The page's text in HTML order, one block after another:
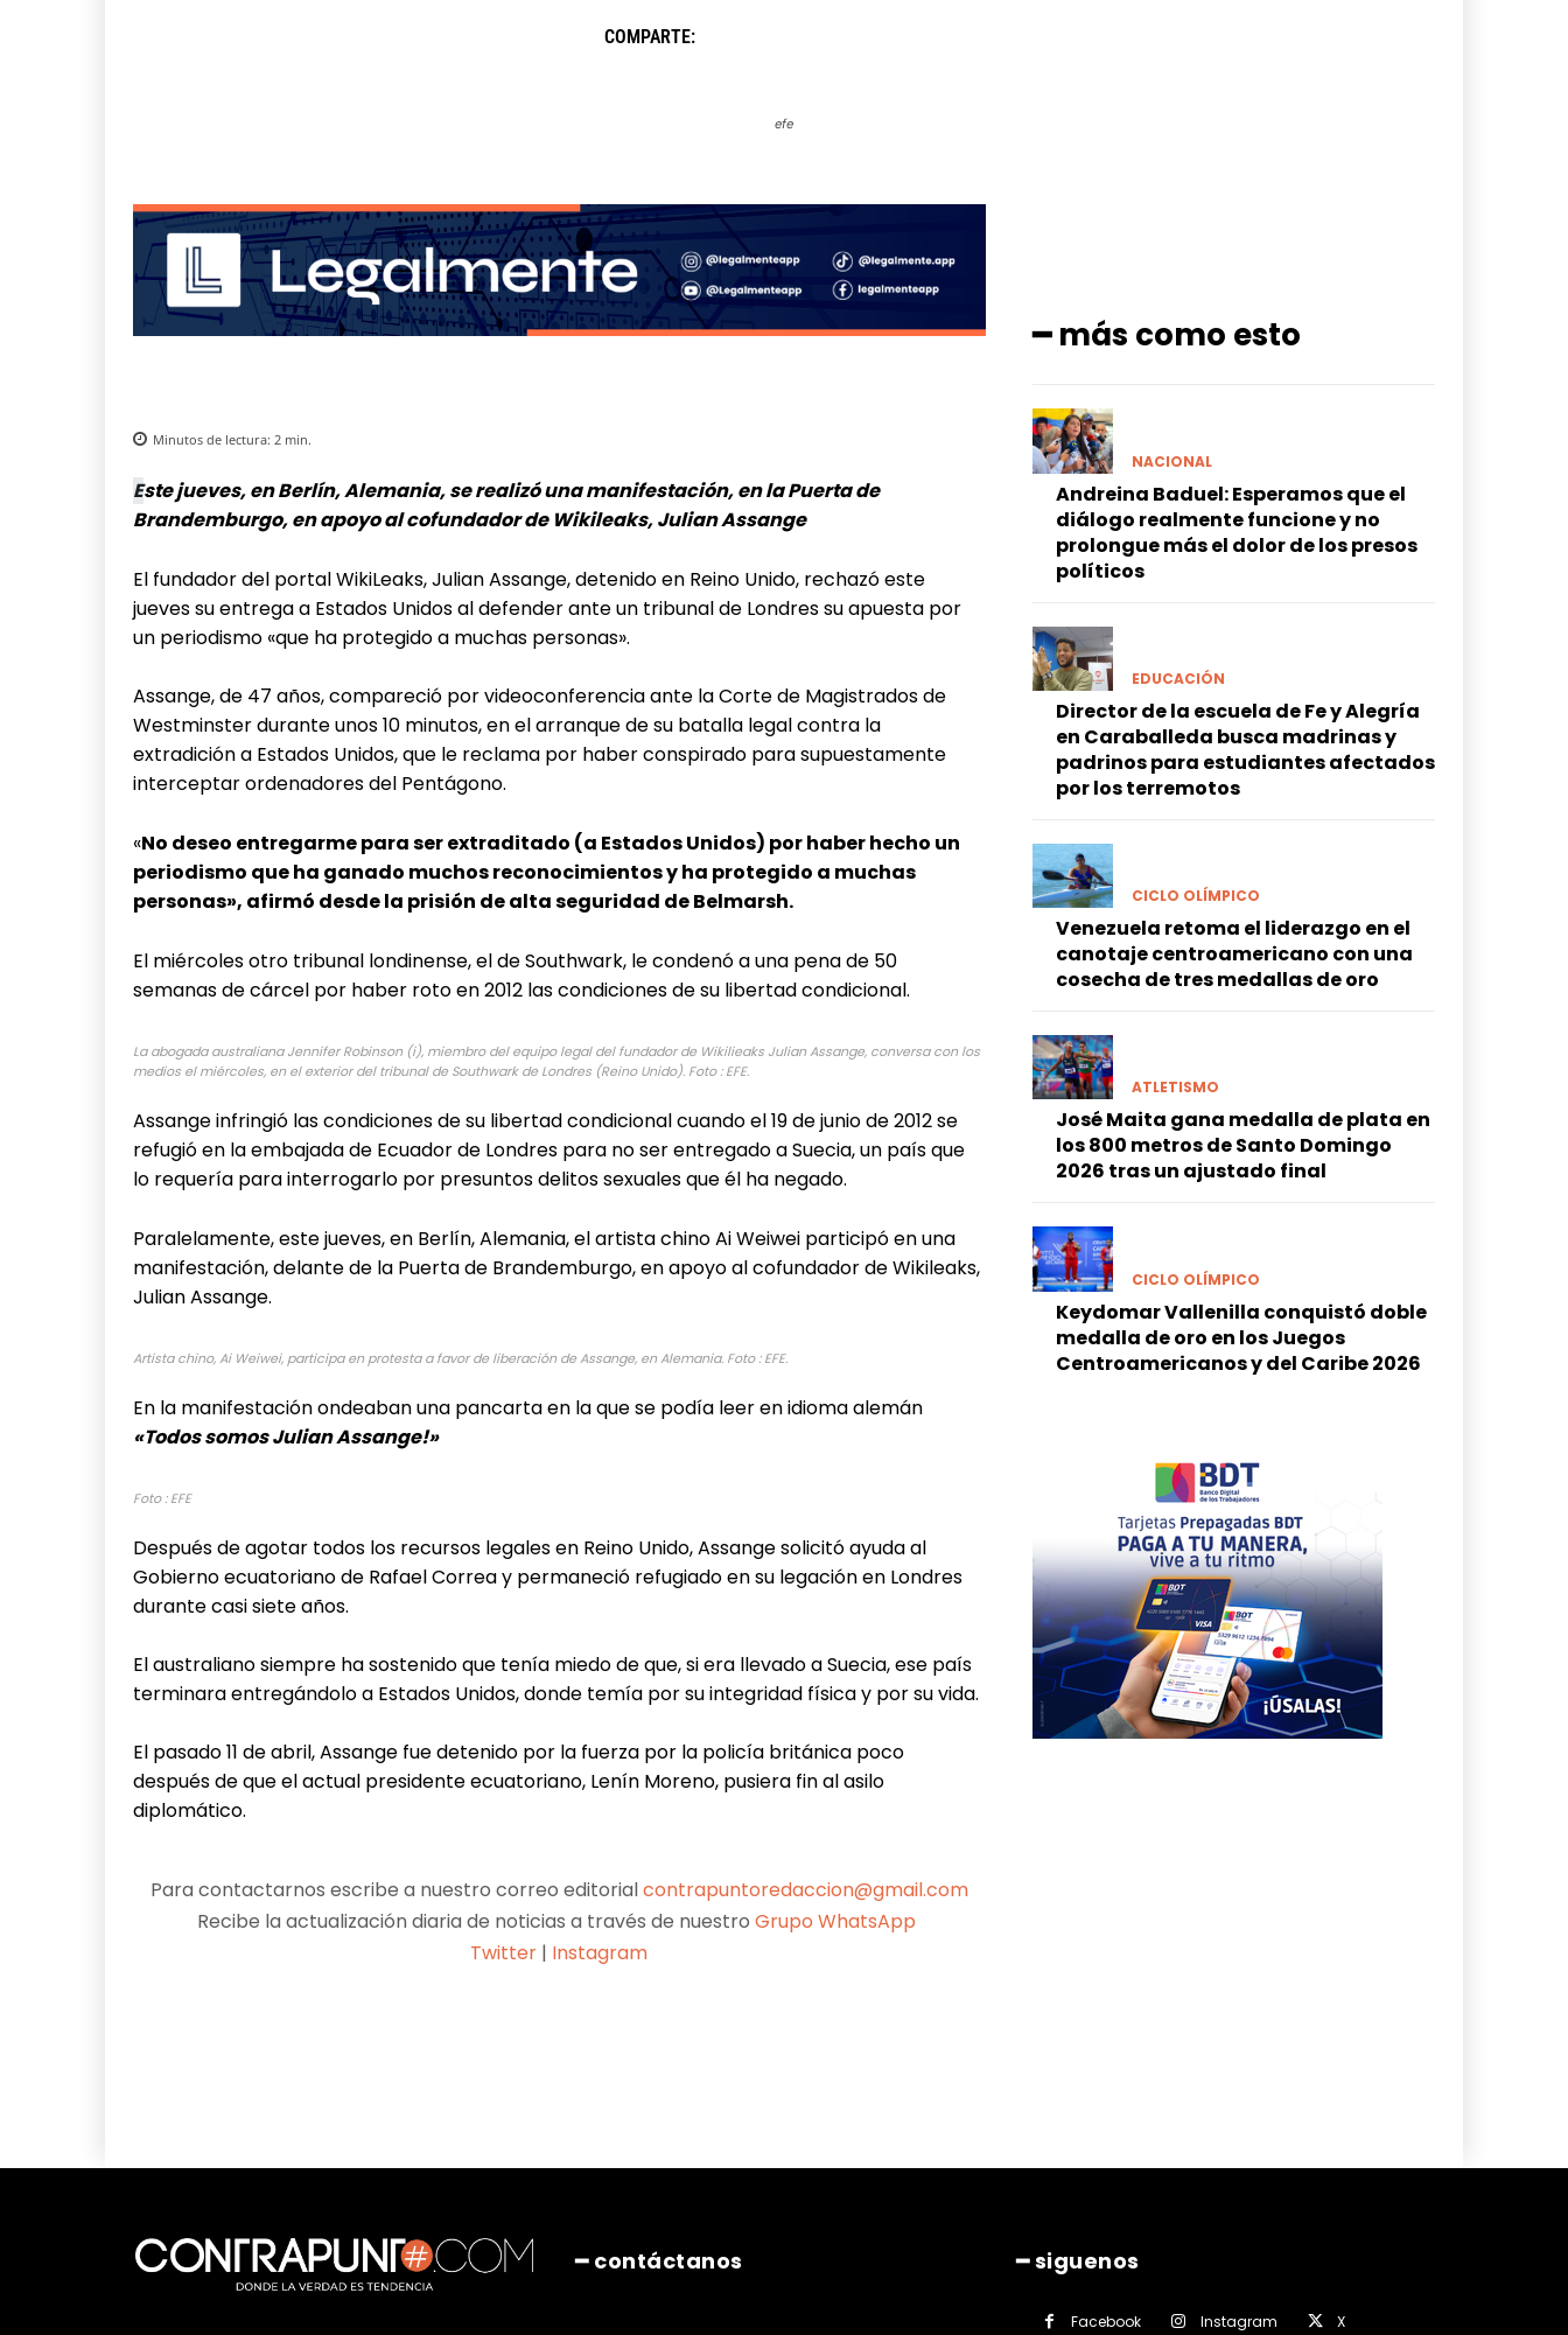
COMPARTE:
efe
Minutos de lectura: 2 min.
Este jueves, en Berlín, Alemania, se realizó una manifestación, en la Puerta de
Brandemburgo, en apoyo al cofundador de Wikileaks, Julian Assange
El fundador del portal WikiLeaks, Julian Assange, detenido en Reino Unido, rechazó este
jueves su entrega a Estados Unidos al defender ante un tribunal de Londres su apuesta por
un periodismo «que ha protegido a muchas personas».
Assange, de 47 años, compareció por videoconferencia ante la Corte de Magistrados de
Westminster durante unos 10 minutos, en el arranque de su batalla legal contra la
extradición a Estados Unidos, que le reclama por haber conspirado para supuestamente
interceptar ordenadores del Pentágono.
«No deseo entregarme para ser extraditado (a Estados Unidos) por haber hecho un
periodismo que ha ganado muchos reconocimientos y ha protegido a muchas
personas», afirmó desde la prisión de alta seguridad de Belmarsh.
El miércoles otro tribunal londinense, el de Southwark, le condenó a una pena de 50
semanas de cárcel por haber roto en 2012 las condiciones de su libertad condicional.
La abogada australiana Jennifer Robinson (i), miembro del equipo legal del fundador de Wikilieaks Julian Assange, conversa con los
medios el miércoles, en el exterior del tribunal de Southwark de Londres (Reino Unido). Foto : EFE.
Assange infringió las condiciones de su libertad condicional cuando el 19 de junio de 2012 se
refugió en la embajada de Ecuador de Londres para no ser entregado a Suecia, un país que
lo requería para interrogarlo por presuntos delitos sexuales que él ha negado.
Paralelamente, este jueves, en Berlín, Alemania, el artista chino Ai Weiwei participó en una
manifestación, delante de la Puerta de Brandemburgo, en apoyo al cofundador de Wikileaks,
Julian Assange.
Artista chino, Ai Weiwei, participa en protesta a favor de liberación de Assange, en Alemania. Foto : EFE.
En la manifestación ondeaban una pancarta en la que se podía leer en idioma alemán
«Todos somos Julian Assange!»
Foto : EFE
Después de agotar todos los recursos legales en Reino Unido, Assange solicitó ayuda al
Gobierno ecuatoriano de Rafael Correa y permaneció refugiado en su legación en Londres
durante casi siete años.
El australiano siempre ha sostenido que tenía miedo de que, si era llevado a Suecia, ese país
terminara entregándolo a Estados Unidos, donde temía por su integridad física y por su vida.
El pasado 11 de abril, Assange fue detenido por la fuerza por la policía británica poco
después de que el actual presidente ecuatoriano, Lenín Moreno, pusiera fin al asilo
diplomático.
Para contactarnos escribe a nuestro correo editorialcontrapuntoredaccion@gmail.com
Recibe la actualización diaria de noticias a través de nuestroGrupo WhatsApp
Twitter | Instagram
━ más como esto
NACIONAL
Andreina Baduel: Esperamos que el
diálogo realmente funcione y no
prolongue más el dolor de los presos
políticos
EDUCACIÓN
Director de la escuela de Fe y Alegría
en Caraballeda busca madrinas y
padrinos para estudiantes afectados
por los terremotos
CICLO OLÍMPICO
Venezuela retoma el liderazgo en el
canotaje centroamericano con una
cosecha de tres medallas de oro
ATLETISMO
José Maita gana medalla de plata en
los 800 metros de Santo Domingo
2026 tras un ajustado final
CICLO OLÍMPICO
Keydomar Vallenilla conquistó doble
medalla de oro en los Juegos
Centroamericanos y del Caribe 2026
━ contáctanos ━ siguenos
Facebook Instagram
X